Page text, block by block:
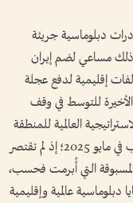
دبلوماسية جريئة
ذلك مساعي لضم إيران
إقليمية لدفع عجلة
للتوسط في وقف
العالمية للمنطقة
أيضًا من خلال جولة الرئيس الأمريكي دونالد ترامب في مايو 2025؛ إذ لم تقتصر
المسبوقة التي أُبرمت فحسب،
عالمية وإقليمية